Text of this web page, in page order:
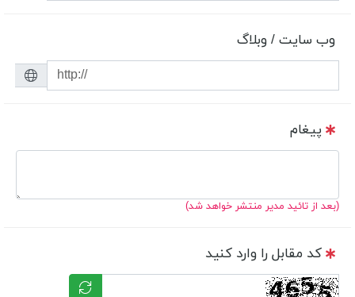
وب سایت / وبلاگ
پیغام
(بعد از تائید مدیر منتشر خواهد شد)
کد مقابل را وارد کنید